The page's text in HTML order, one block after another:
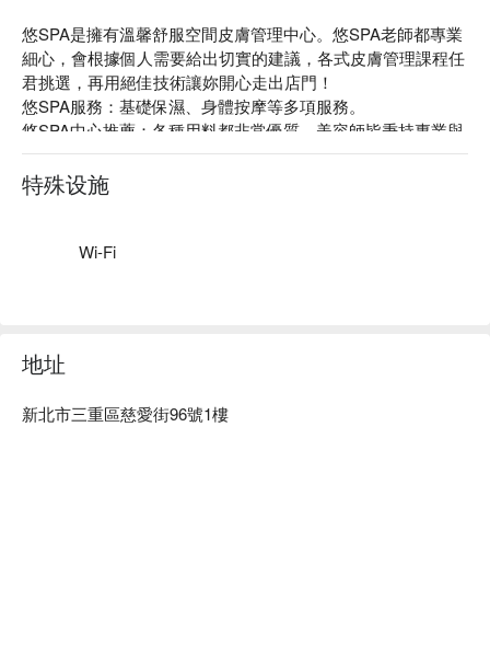
悠SPA是擁有溫馨舒服空間皮膚管理中心。悠SPA老師都專業
細心，會根據個人需要給出切實的建議，各式皮膚管理課程任
君挑選，再用絕佳技術讓妳開心走出店門！
悠SPA服務：基礎保濕、身體按摩等多項服務。
悠SPA中心推薦：各種用料都非常優質，美容師皆秉持專業與
細心的態度，聆聽您的需求，客製化打造最適合您的理想服
務，超優惠的價錢享有專業師資級服務～
悠SPA中心預約、悠SPA價格立刻查看⬇︎
特殊设施
Wi-Fi
地址
新北市三重區慈愛街96號1樓